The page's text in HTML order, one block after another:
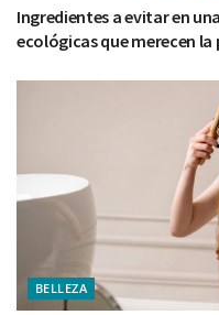
Ingredientes a evitar en
ecológicas que merecen la
BELLEZA